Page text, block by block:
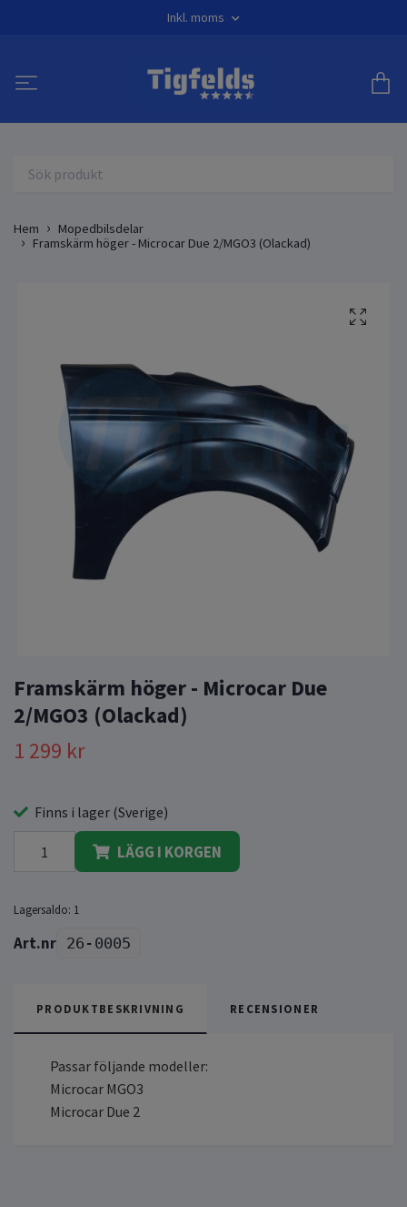
Inkl. moms
Hem
Mopedbilsdelar
Framskärm höger - Microcar Due 2/MGO3 (Olackad)
Framskärm höger - Microcar Due
2/MGO3 (Olackad)
1 299 kr
Finns i lager (Sverige)
LÄGG I KORGEN
Lagersaldo: 1
26-0005
PRODUKTBESKRIVNING RECENSIONER
Passar följande modeller:
Microcar MGO3
Microcar Due 2